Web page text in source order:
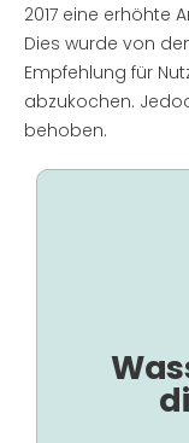
2017 eine erhöhte
Dies wurde von
Empfehlung für
abzukochen.
behoben.